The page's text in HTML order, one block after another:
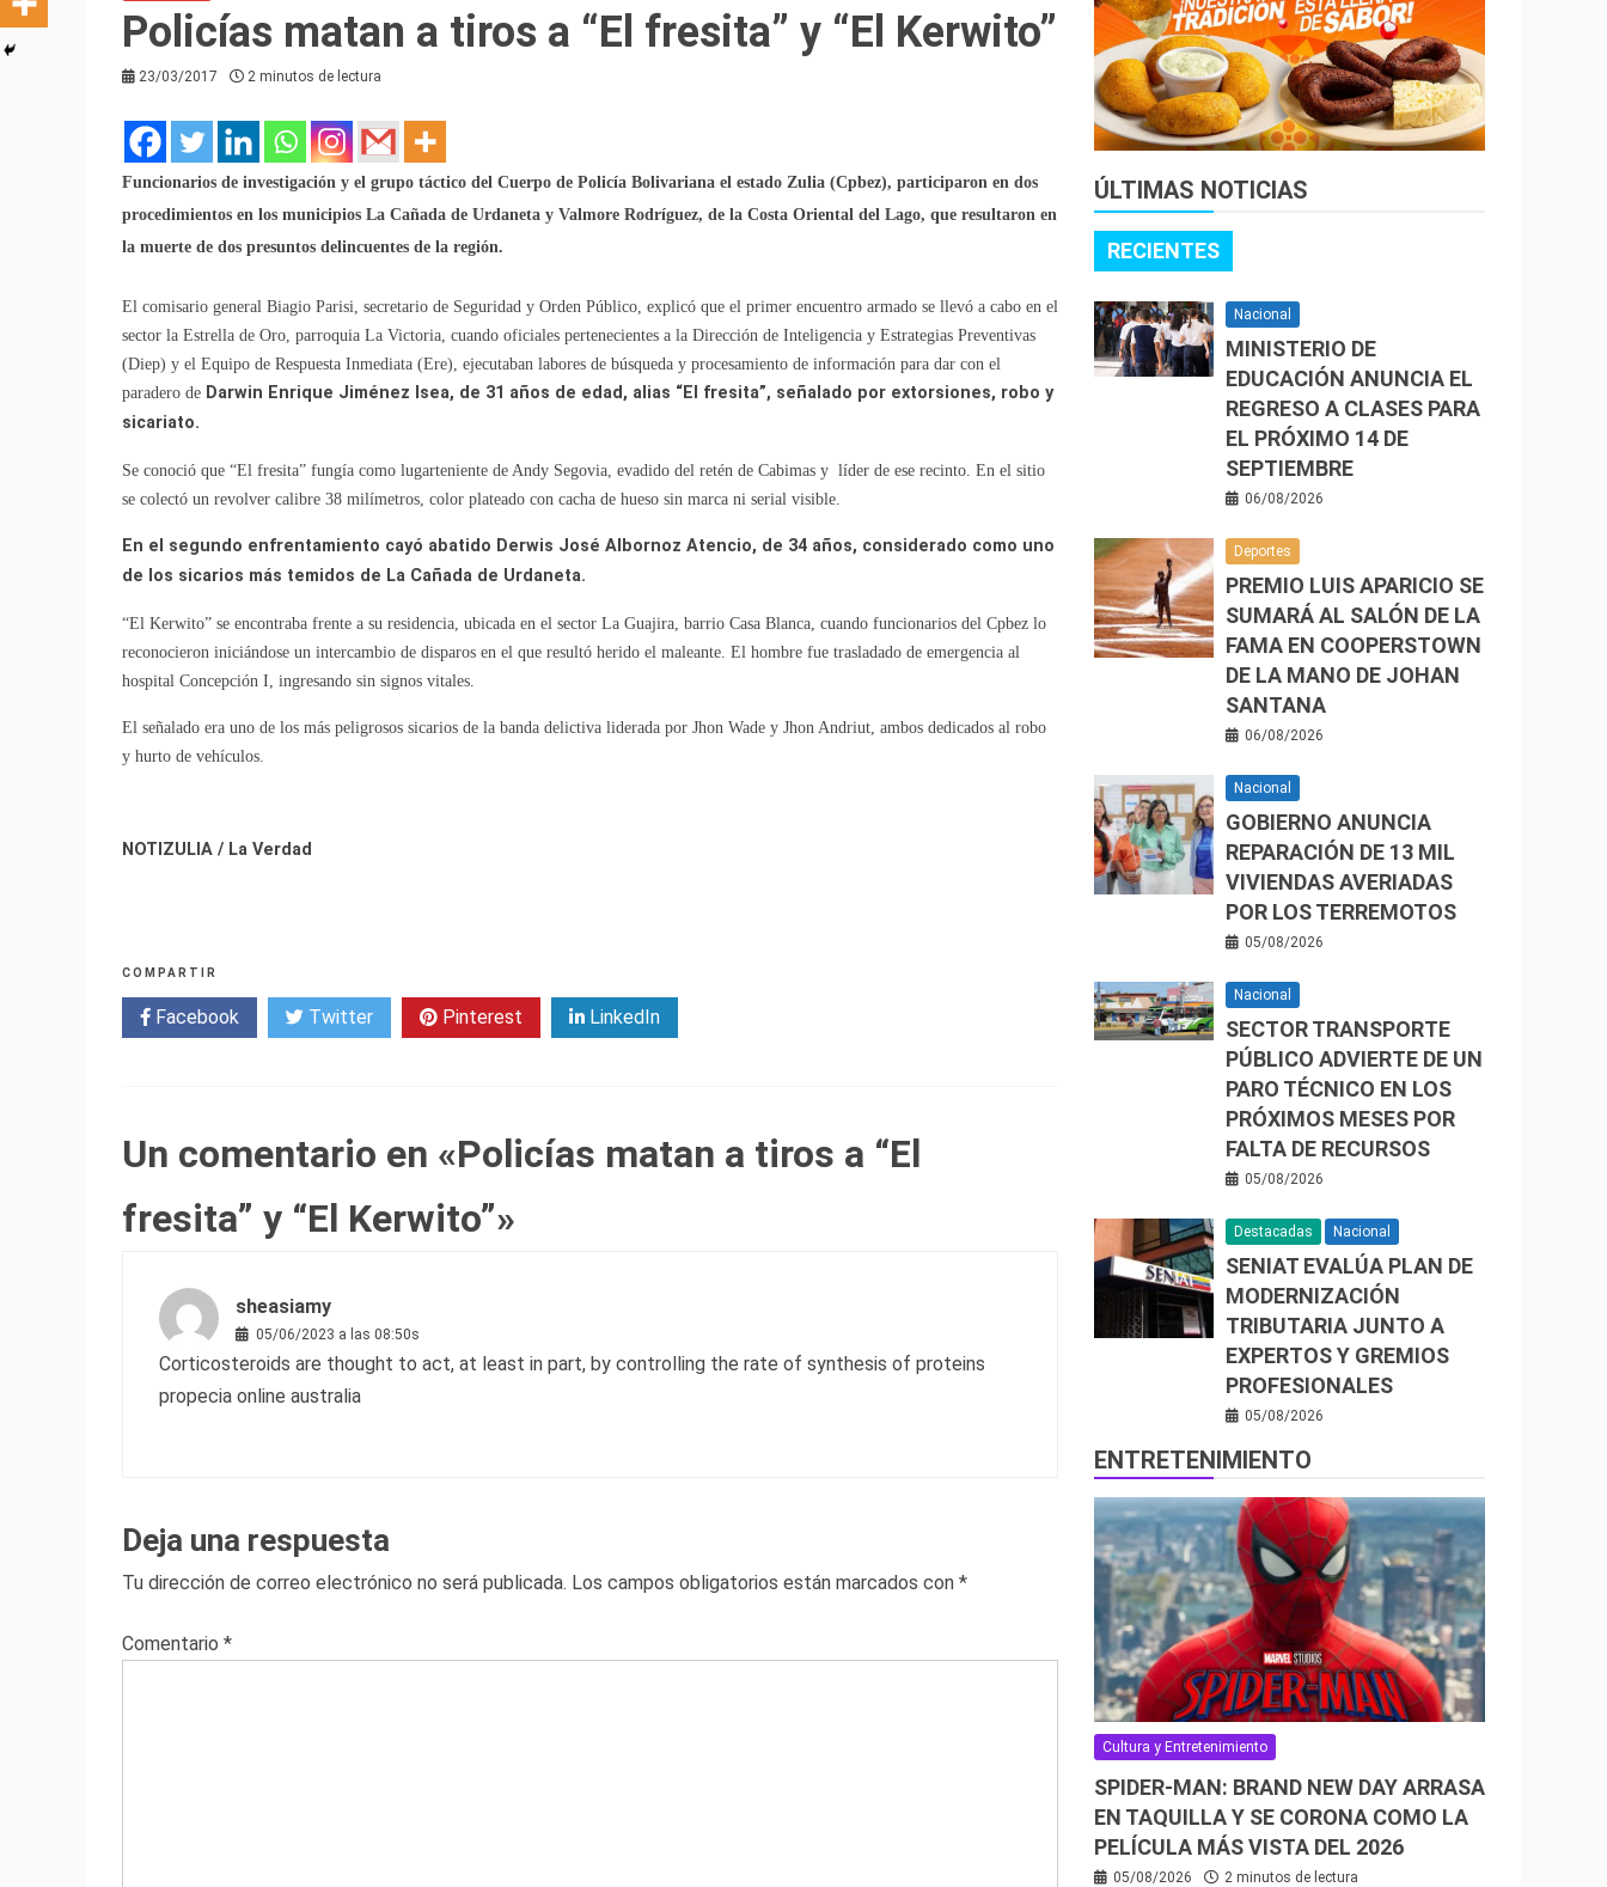
Policías matan a tiros a “El fresita” y “El Kerwito”
23/03/2017 2 minutos de lectura
Funcionarios de investigación y el grupo táctico del Cuerpo de Policía Bolivariana el estado Zulia (Cpbez), participaron en dos
procedimientos en los municipios La Cañada de Urdaneta y Valmore Rodríguez, de la Costa Oriental del Lago, que resultaron en
la muerte de dos presuntos delincuentes de la región.
El comisario general Biagio Parisi, secretario de Seguridad y Orden Público, explicó que el primer encuentro armado se llevó a cabo en el
sector la Estrella de Oro, parroquia La Victoria, cuando oficiales pertenecientes a la Dirección de Inteligencia y Estrategias Preventivas
(Diep) y el Equipo de Respuesta Inmediata (Ere), ejecutaban labores de búsqueda y procesamiento de información para dar con el
paradero de Darwin Enrique Jiménez Isea, de 31 años de edad, alias “El fresita”, señalado por extorsiones, robo y
sicariato.
Se conoció que “El fresita” fungía como lugarteniente de Andy Segovia, evadido del retén de Cabimas y líder de ese recinto. En el sitio
se colectó un revolver calibre 38 milímetros, color plateado con cacha de hueso sin marca ni serial visible.
En el segundo enfrentamiento cayó abatido Derwis José Albornoz Atencio, de 34 años, considerado como uno
de los sicarios más temidos de La Cañada de Urdaneta.
“El Kerwito” se encontraba frente a su residencia, ubicada en el sector La Guajira, barrio Casa Blanca, cuando funcionarios del Cpbez lo
reconocieron iniciándose un intercambio de disparos en el que resultó herido el maleante. El hombre fue trasladado de emergencia al
hospital Concepción I, ingresando sin signos vitales.
El señalado era uno de los más peligrosos sicarios de la banda delictiva liderada por Jhon Wade y Jhon Andriut, ambos dedicados al robo
y hurto de vehículos.
NOTIZULIA / La Verdad
COMPARTIR
Facebook Twitter Pinterest LinkedIn
Un comentario en «Policías matan a tiros a “El
fresita” y “El Kerwito”»
sheasiamy
05/06/2023 a las 08:50s
Corticosteroids are thought to act, at least in part, by controlling the rate of synthesis of proteins
propecia online australia
Deja una respuesta
Tu dirección de correo electrónico no será publicada. Los campos obligatorios están marcados con *
Comentario *
ÚLTIMAS NOTICIAS
RECIENTES
Nacional
MINISTERIO DE
EDUCACIÓN ANUNCIA EL
REGRESO A CLASES PARA
EL PRÓXIMO 14 DE
SEPTIEMBRE
06/08/2026
Deportes
PREMIO LUIS APARICIO SE
SUMARÁ AL SALÓN DE LA
FAMA EN COOPERSTOWN
DE LA MANO DE JOHAN
SANTANA
06/08/2026
Nacional
GOBIERNO ANUNCIA
REPARACIÓN DE 13 MIL
VIVIENDAS AVERIADAS
POR LOS TERREMOTOS
05/08/2026
Nacional
SECTOR TRANSPORTE
PÚBLICO ADVIERTE DE UN
PARO TÉCNICO EN LOS
PRÓXIMOS MESES POR
FALTA DE RECURSOS
05/08/2026
Destacadas Nacional
SENIAT EVALÚA PLAN DE
MODERNIZACIÓN
TRIBUTARIA JUNTO A
EXPERTOS Y GREMIOS
PROFESIONALES
05/08/2026
ENTRETENIMIENTO
Cultura y Entretenimiento
SPIDER-MAN: BRAND NEW DAY ARRASA
EN TAQUILLA Y SE CORONA COMO LA
PELÍCULA MÁS VISTA DEL 2026
05/08/2026 2 minutos de lectura